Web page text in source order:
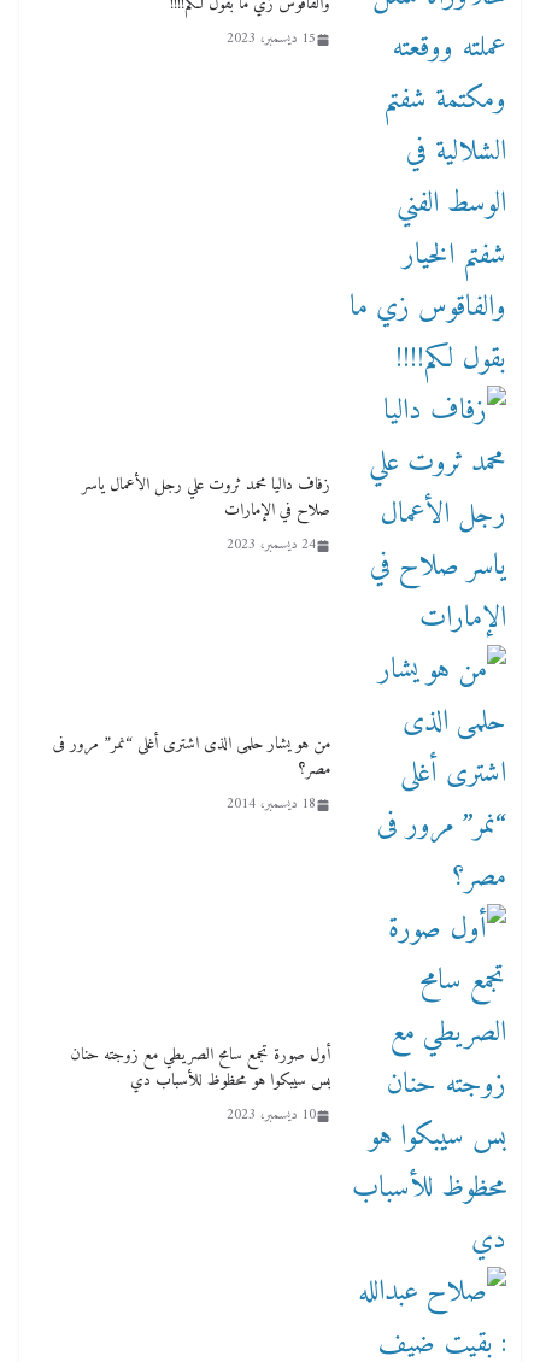
15 ديسمبر، 2023
زفاف داليا محمد ثروت علي رجل الأعمال ياسر
صلاح في الإمارات
24 ديسمبر، 2023
من هو يشار حلمى الذى اشترى أغلى “نمر” مرور فى
مصر؟
18 ديسمبر، 2014
أول صورة تجمع سامح الصريطي مع زوجته حنان
بس سيبكوا هو محظوظ للأسباب دي
10 ديسمبر، 2023